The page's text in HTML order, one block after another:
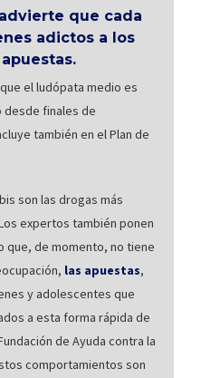
que cada
adictos a los
el ludópata medio es
desde finales de
también en el Plan de
son las drogas más
expertos también ponen
que, de momento, no tiene
las apuestas,
y adolescentes que
a esta forma rápida de
de Ayuda contra la
comportamientos son